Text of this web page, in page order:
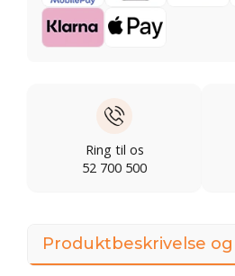
Ring til os
52 700 500
Produktbeskrivelse